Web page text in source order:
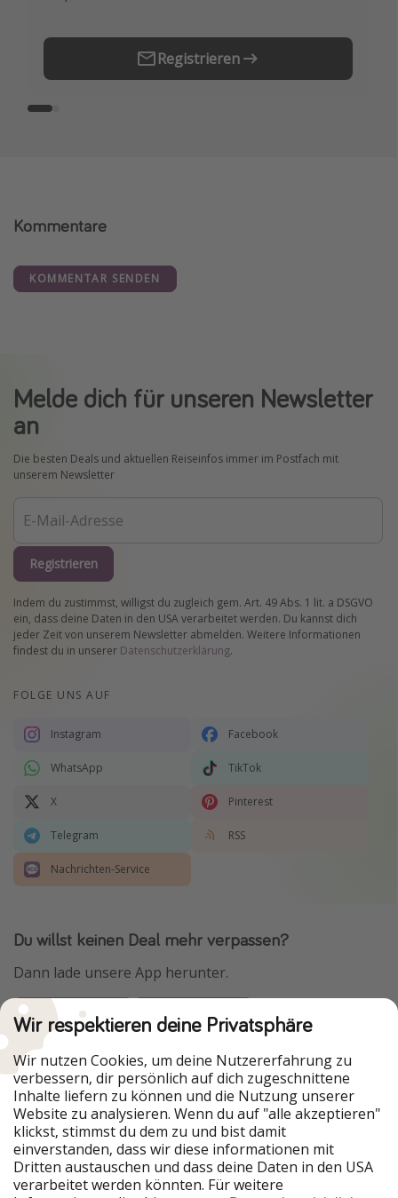
Registrieren
Kommentare
KOMMENTAR SENDEN
Melde dich für unseren Newsletter
an
Die besten Deals und aktuellen Reiseinfos immer im Postfach mit
unserem Newsletter
Registrieren
Indem du zustimmst, willigst du zugleich gem. Art. 49 Abs. 1 lit. a DSGVO
ein, dass deine Daten in den USA verarbeitet werden. Du kannst dich
jeder Zeit von unserem Newsletter abmelden. Weitere Informationen
findest du in unserer Datenschutzerklärung.
FOLGE UNS AUF
Instagram Facebook
WhatsApp TikTok
X Pinterest
Telegram RSS
Nachrichten-Service
Du willst keinen Deal mehr verpassen?
Dann lade unsere App herunter.
Urlaubspiraten ist Teil der HolidayPirates Group
Unsere Märkte
PiratinViaggio
HolidayPirates
VakantiePiraten
WakacyjniPiraci
VoyagesPirates
Ferienpiraten
Urlaubspiraten
ViajerosPiratas
TravelPirates
Wir respektieren deine Privatsphäre
Wir nutzen Cookies, um deine Nutzererfahrung zu
verbessern, dir persönlich auf dich zugeschnittene
Inhalte liefern zu können und die Nutzung unserer
Website zu analysieren. Wenn du auf "alle akzeptieren"
klickst, stimmst du dem zu und bist damit
einverstanden, dass wir diese informationen mit
Dritten austauschen und dass deine Daten in den USA
verarbeitet werden könnten. Für weitere